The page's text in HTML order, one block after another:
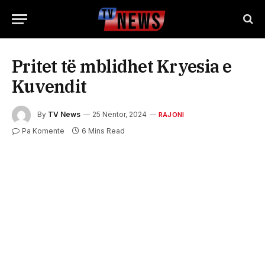
Pritet të mblidhet Kryesia e
Kuvendit
By TV News 25 Nëntor, 2024 RAJONI
Pa Komente 6 Mins Read